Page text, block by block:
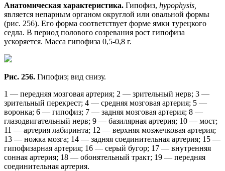
Анатомическая характеристика. Гипофиз, hypophysis,
является непарным органом округлой или овальной формы
(рис. 256). Его форма соответствует форме ямки турецкого
седла. В период полового созревания рост гипофиза
ускоряется. Масса гипофиза 0,5-0,8 г.
Рис. 256. Гипофиз; вид снизу.
1 — передняя мозговая артерия; 2 — зрительный нерв; 3 —
зрительный перекрест; 4 — средняя мозговая артерия; 5 —
воронка; 6 — гипофиз; 7 — задняя мозговая артерия; 8 —
глазодвигательный нерв; 9 — базилярная артерия; 10 — мост;
11 — артерия лабиринта; 12 — верхняя мозжечковая артерия;
13 — ножка мозга; 14 — задняя соединительная артерия; 15 —
гипофизарная артерия; 16 — серый бугор; 17 — внутренняя
сонная артерия; 18 — обонятельный тракт; 19 — передняя
соединительная артерия.